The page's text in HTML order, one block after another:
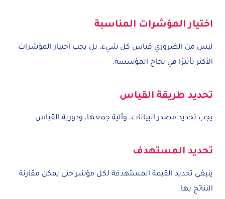
اختيار المؤشرات المناسبة
ليس من الضروري قياس كل شيء، بل يجب اختيار المؤشرات
الأكثر تأثيرًا في نجاح المؤسسة.
تحديد طريقة القياس
يجب تحديد مصدر البيانات، وآلية جمعها، ودورية القياس.
تحديد المستهدف
ينبغي تحديد القيمة المستهدفة لكل مؤشر حتى يمكن مقارنة
النتائج بها.